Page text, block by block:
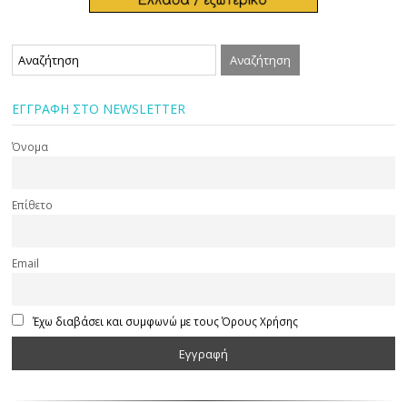
ΕΓΓΡΑΦΗ ΣΤΟ NEWSLETTER
Όνομα
Επίθετο
Email
Έχω διαβάσει και συμφωνώ με τους Όρους Χρήσης